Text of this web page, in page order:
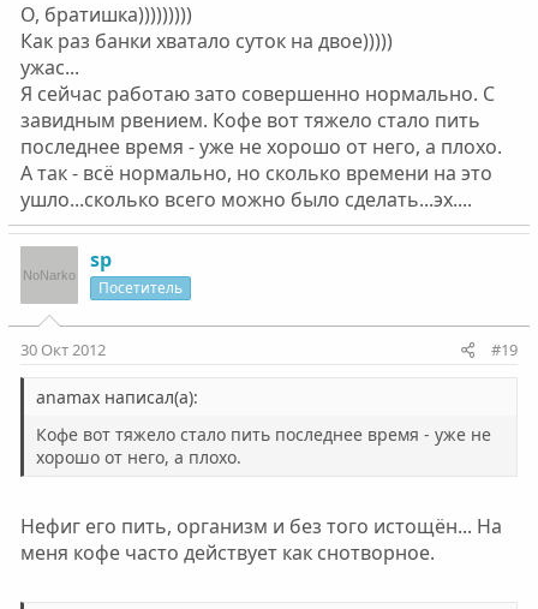
О, братишка)))))))))
Как раз банки хватало суток на двое)))))
ужас...
Я сейчас работаю зато совершенно нормально. С
завидным рвением. Кофе вот тяжело стало пить
последнее время - уже не хорошо от него, а плохо.
А так - всё нормально, но сколько времени на это
ушло...сколько всего можно было сделать...эх....
sp
Посетитель
30 Окт 2012 #19
anamax написал(а):
Кофе вот тяжело стало пить последнее время - уже не
хорошо от него, а плохо.
Нефиг его пить, организм и без того истощён... На
меня кофе часто действует как снотворное.